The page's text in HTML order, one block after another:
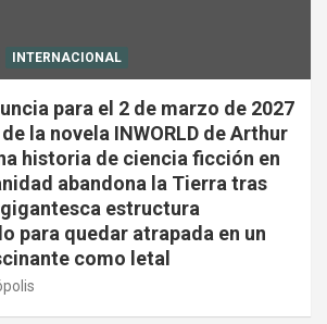
INTERNACIONAL
para el 2 de marzo de 2027
la novela INWORLD de Arthur
historia de ciencia ficción en
abandona la Tierra tras
estructura
para quedar atrapada en un
como letal